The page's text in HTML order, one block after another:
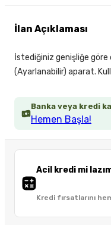
Banka veya kredi
Hemen Başla!
Acil kredi mi
Kredi fırsatlarını
İlan Açıklaması
İstediğiniz genişliğe göre
(Ayarlanabilir) aparat.